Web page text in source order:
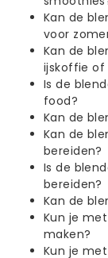
Kan de
voor
Kan de
ijskoffie of
Is de
food?
Kan de
Kan de
bereiden?
Is de
bereiden?
Kan de
Kun je
maken?
Kun je